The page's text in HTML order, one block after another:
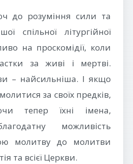
до розуміння сили та
спільної літургійної
на проскомідії, коли
за живі і мертві.
– найсильніша. І якщо
за своїх предків,
тепер їхні імена,
можливість
молитву до молитви
та всієї Церкви.